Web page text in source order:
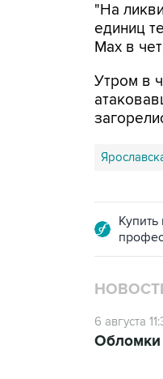
"На
единиц
Мах в
Утром в
6 августа